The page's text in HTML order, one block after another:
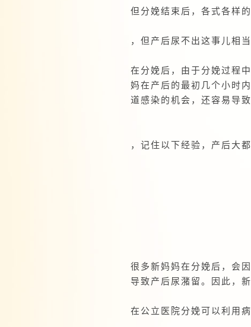
但分娩结束后，各式各样
，但产后尿不出这事儿相
在分娩后，由于分娩过程
妈在产后的最初几个小时
道感染的机会，还容易导致
，记住以下经验，产后大
很多新妈妈在分娩后，会
导致产后尿潴留。因此，
在公立医院分娩可以利用